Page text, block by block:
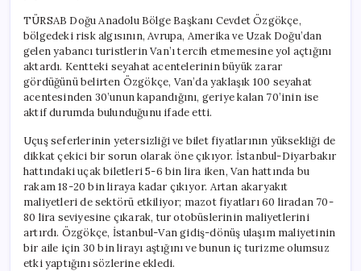
TÜRSAB Doğu Anadolu Bölge Başkanı Cevdet Özgökçe,
bölgedeki risk algısının, Avrupa, Amerika ve Uzak Doğu’dan
gelen yabancı turistlerin Van’ı tercih etmemesine yol açtığını
aktardı. Kentteki seyahat acentelerinin büyük zarar
gördüğünü belirten Özgökçe, Van’da yaklaşık 100 seyahat
acentesinden 30’unun kapandığını, geriye kalan 70’inin ise
aktif durumda bulunduğunu ifade etti.
Uçuş seferlerinin yetersizliği ve bilet fiyatlarının yüksekliği de
dikkat çekici bir sorun olarak öne çıkıyor. İstanbul-Diyarbakır
hattındaki uçak biletleri 5-6 bin lira iken, Van hattında bu
rakam 18-20 bin liraya kadar çıkıyor. Artan akaryakıt
maliyetleri de sektörü etkiliyor; mazot fiyatları 60 liradan 70-
80 lira seviyesine çıkarak, tur otobüslerinin maliyetlerini
artırdı. Özgökçe, İstanbul-Van gidiş-dönüş ulaşım maliyetinin
bir aile için 30 bin lirayı aştığını ve bunun iç turizme olumsuz
etki yaptığını sözlerine ekledi.